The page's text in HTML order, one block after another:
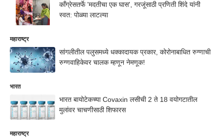
काँग्रेसतर्फे 'मदतीचा एक घास', गरजूंसाठी प्रणिती शिंदे यांनी
स्वत: पोळ्या लाटल्या
महाराष्ट्र
सांगलीतील पलुसमध्ये धक्कादायक प्रकार, कोरोनाबाधित रुग्णाची
रुग्णवाहिकेवर चालक म्हणून नेमणूक!
भारत
भारत बायोटेकच्या Covaxin लसीची 2 ते 18 वयोगटातील
मुलांवर चाचणीसाठी शिफारस
महाराष्ट्र